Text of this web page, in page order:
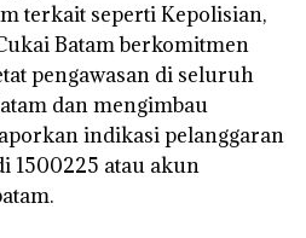
terkait seperti Kepolisian,
Batam berkomitmen
pengawasan di seluruh
dan mengimbau
indikasi pelanggaran
1500225 atau akun